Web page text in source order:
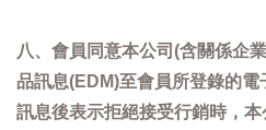
八、會員同意本公司(含關係企
品訊息(EDM)至會員所登錄的電
訊息後表示拒絕接受行銷時，